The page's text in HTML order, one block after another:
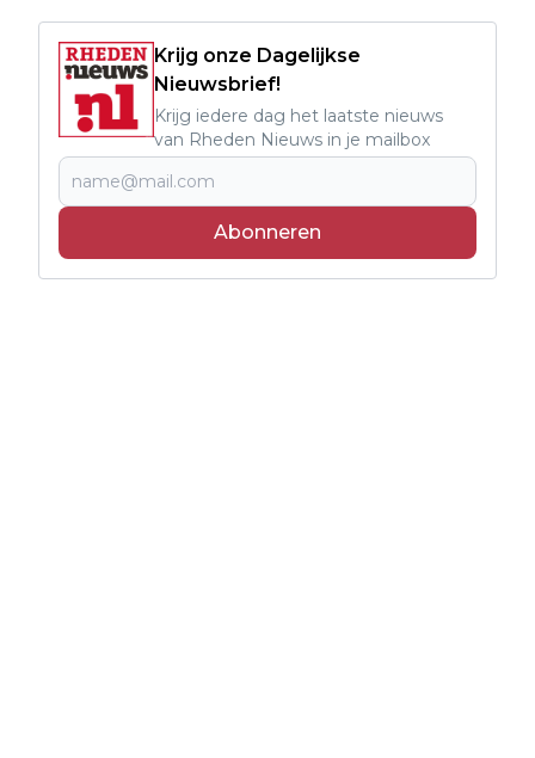
Krijg onze Dagelijkse
Nieuwsbrief!
Krijg iedere dag het laatste nieuws
van Rheden Nieuws in je mailbox
Abonneren